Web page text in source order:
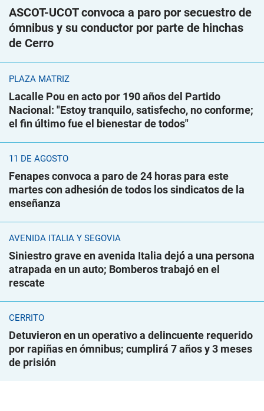
ASCOT-UCOT convoca a paro por secuestro de
ómnibus y su conductor por parte de hinchas
de Cerro
PLAZA MATRIZ
Lacalle Pou en acto por 190 años del Partido
Nacional: "Estoy tranquilo, satisfecho, no conforme;
el fin último fue el bienestar de todos"
11 DE AGOSTO
Fenapes convoca a paro de 24 horas para este
martes con adhesión de todos los sindicatos de la
enseñanza
AVENIDA ITALIA Y SEGOVIA
Siniestro grave en avenida Italia dejó a una persona
atrapada en un auto; Bomberos trabajó en el
rescate
CERRITO
Detuvieron en un operativo a delincuente requerido
por rapiñas en ómnibus; cumplirá 7 años y 3 meses
de prisión